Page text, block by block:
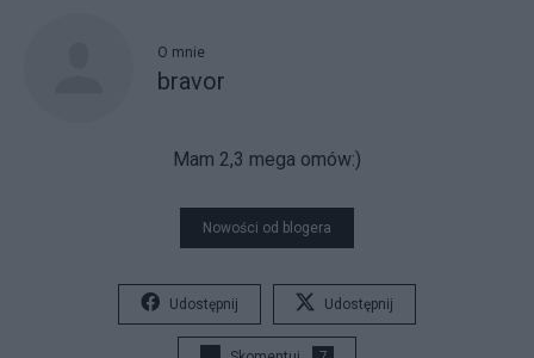
O mnie
bravor
Mam 2,3 mega omów:)
Nowości od blogera
Udostępnij Udostępnij